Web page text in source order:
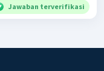
Jawaban terverifikasi